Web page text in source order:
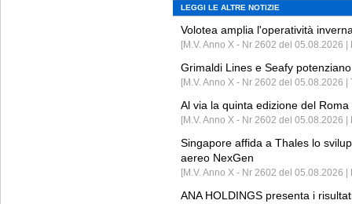
LEGGI LE ALTRE NOTIZIE
Volotea amplia l'operatività
[M.V. Anno X - Nr 2602 del 05.08.2026 |
Grimaldi Lines e Seafy
[M.V. Anno X - Nr 2602 del 05.08.2026 |
Al via la quinta edizione del
[M.V. Anno X - Nr 2602 del 05.08.2026 |
Singapore affida a Thales lo
aereo NexGen
[M.V. Anno X - Nr 2602 del 05.08.2026
ANA HOLDINGS presenta i